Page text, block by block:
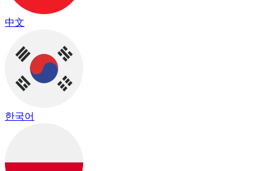
中文
한국어